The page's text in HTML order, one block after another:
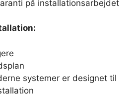
på installationsarbejdet
systemer er designet til